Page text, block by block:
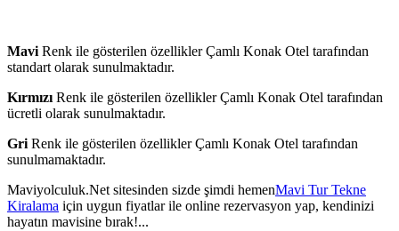
Mavi Renk ile gösterilen özellikler Çamlı Konak Otel tarafından
standart olarak sunulmaktadır.
Kırmızı Renk ile gösterilen özellikler Çamlı Konak Otel tarafından
ücretli olarak sunulmaktadır.
Gri Renk ile gösterilen özellikler Çamlı Konak Otel tarafından
sunulmamaktadır.
Maviyolculuk.Net sitesinden sizde şimdi hemenMavi Tur Tekne
Kiralama için uygun fiyatlar ile online rezervasyon yap, kendinizi
hayatın mavisine bırak!...